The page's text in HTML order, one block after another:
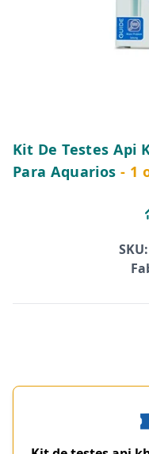
Kit De Testes Api
Para Aquarios - 1
SKU: